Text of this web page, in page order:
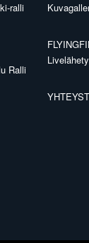
ralli
Ralli